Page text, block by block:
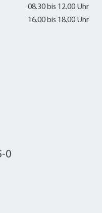
0
08.30 bis 12.00 Uhr
16.00 bis 18.00 Uhr